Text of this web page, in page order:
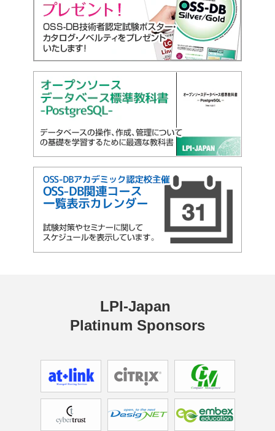
LPI-Japan
Platinum Sponsors